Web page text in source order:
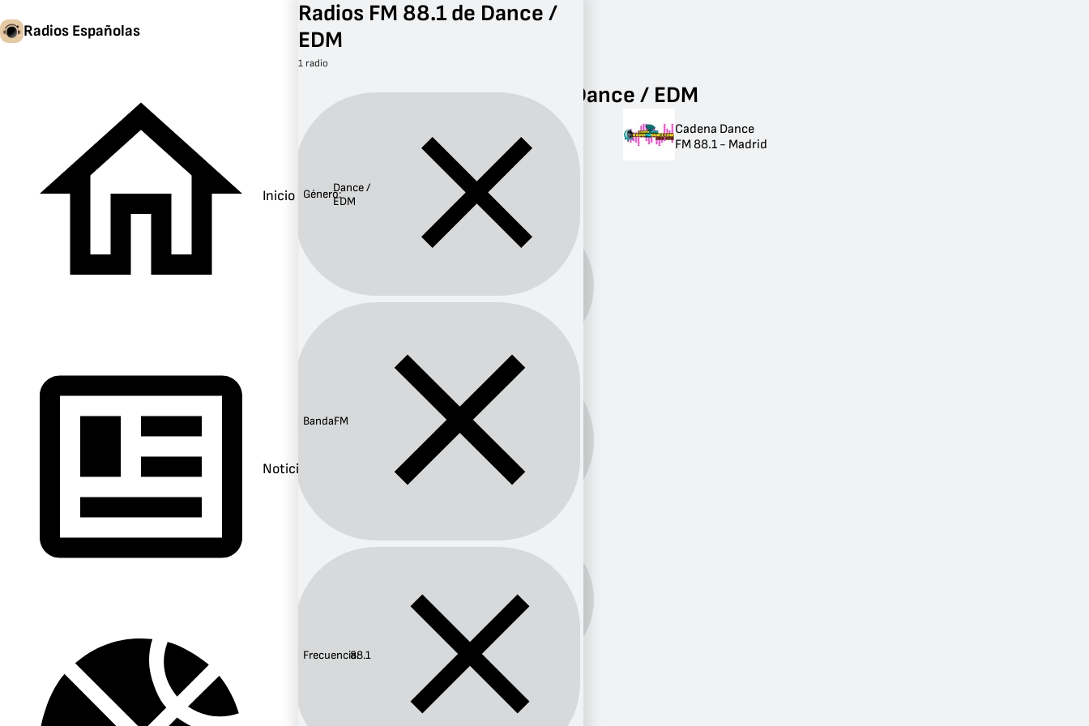
Radios Españolas
Inicio
Noticias
Radios FM 88.1 de Dance / EDM
Radios FM 88.1 de
Dance / EDM
/ EDM
Banda:
Frecuencia:
Provincia
Madrid
Cadena Dance
FM 88.1 - Madrid
Radios FM 88.1 de Dance /
EDM
1 radio
Género:Dance /
EDM
Banda:FM
Frecuencia:88.1